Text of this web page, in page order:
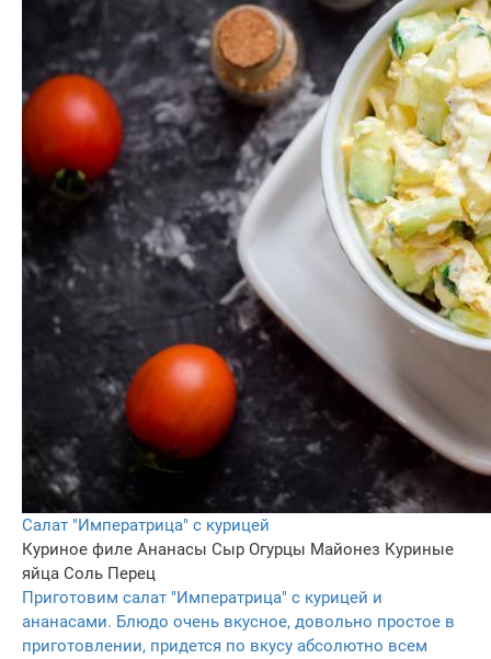
Салат "Императрица" с курицей
Куриное филе Ананасы Сыр Огурцы Майонез Куриные
яйца Соль Перец
Приготовим салат "Императрица" с курицей и
ананасами. Блюдо очень вкусное, довольно простое в
приготовлении, придется по вкусу абсолютно всем